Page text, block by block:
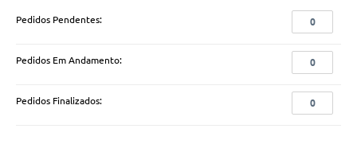
Pedidos Pendentes: 0
Pedidos Em Andamento: 0
Pedidos Finalizados: 0